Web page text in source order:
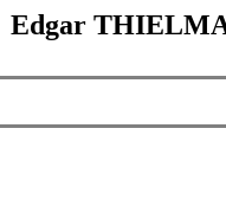
Edgar